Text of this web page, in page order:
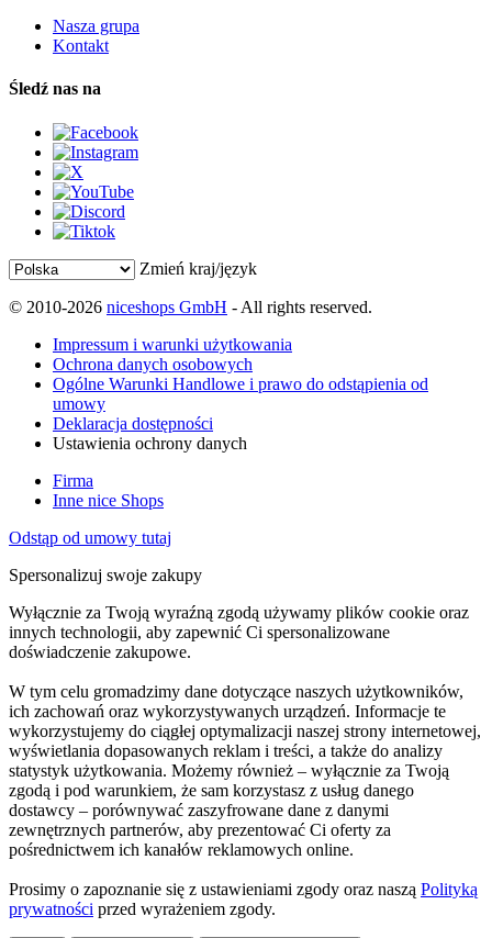
Nasza grupa
Kontakt
Śledź nas na
Zmień kraj/język
© 2010-2026 niceshops GmbH - All rights reserved.
Impressum i warunki użytkowania
Ochrona danych osobowych
Ogólne Warunki Handlowe i prawo do odstąpienia od
umowy
Deklaracja dostępności
Ustawienia ochrony danych
Firma
Inne nice Shops
Odstąp od umowy tutaj
Spersonalizuj swoje zakupy
Wyłącznie za Twoją wyraźną zgodą używamy plików cookie oraz
innych technologii, aby zapewnić Ci spersonalizowane
doświadczenie zakupowe.
W tym celu gromadzimy dane dotyczące naszych użytkowników,
ich zachowań oraz wykorzystywanych urządzeń. Informacje te
wykorzystujemy do ciągłej optymalizacji naszej strony internetowej,
wyświetlania dopasowanych reklam i treści, a także do analizy
statystyk użytkowania. Możemy również – wyłącznie za Twoją
zgodą i pod warunkiem, że sam korzystasz z usług danego
dostawcy – porównywać zaszyfrowane dane z danymi
zewnętrznych partnerów, aby prezentować Ci oferty za
pośrednictwem ich kanałów reklamowych online.
Prosimy o zapoznanie się z ustawieniami zgody oraz naszą Polityką
prywatności przed wyrażeniem zgody.